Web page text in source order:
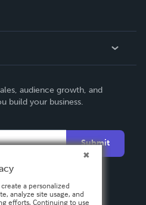
audience growth, and
build your business.
Submit
a personalized
analyze site usage, and
efforts. Continuing to use